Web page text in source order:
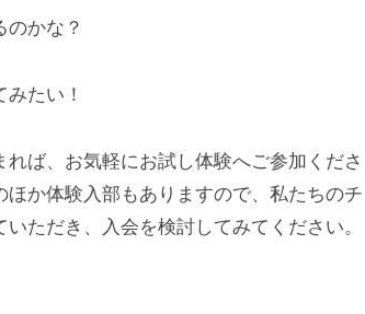
のかな？
みたい！
れば、お気軽にお試し体験へご参加くださ
ほか体験入部もありますので、私たちのチ
ただき、入会を検討してみてください。